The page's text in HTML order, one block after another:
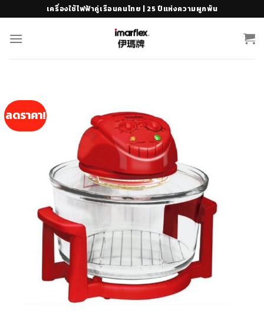
to
content
เครื่องใช้ไฟฟ้าคู่เรือนคนไทย | 25 ปีแห่งความผูกพัน
ลดราคา!